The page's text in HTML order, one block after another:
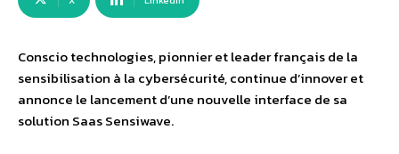
Conscio technologies, pionnier et leader français de la
sensibilisation à la cybersécurité, continue d’innover et
annonce le lancement d’une nouvelle interface de sa
solution Saas Sensiwave.